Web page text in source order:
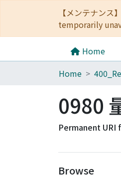
【メンテナン
temporarily
Home
Home
0980
Permanent
Browse